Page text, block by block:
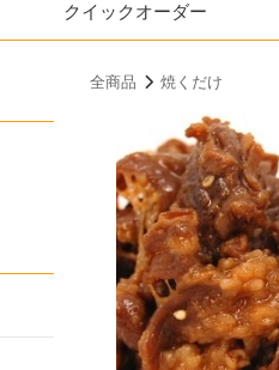
クイックオーダー
全商品 焼くだけ